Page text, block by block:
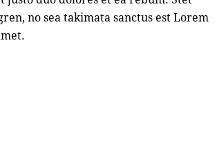
no sea takimata sanctus est Lorem